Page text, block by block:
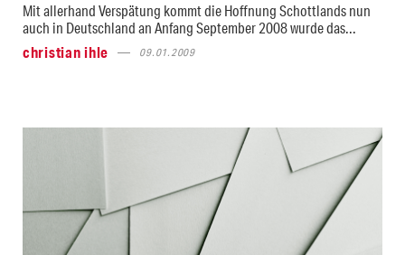
Mit allerhand Verspätung kommt die Hoffnung Schottlands nun
auch in Deutschland an Anfang September 2008 wurde das...
christian ihle
09.01.2009